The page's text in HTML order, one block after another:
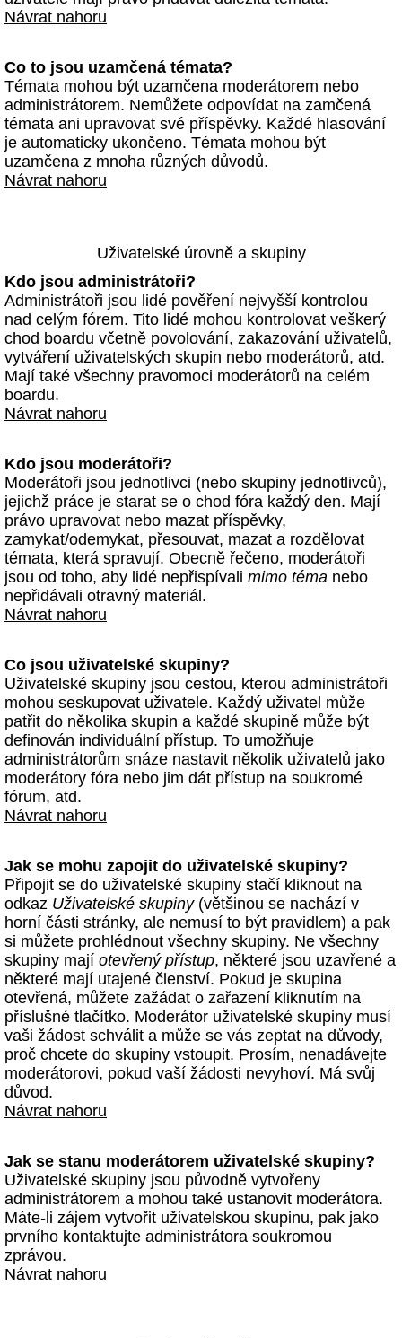
Návrat nahoru
Co to jsou uzamčená témata?
Témata mohou být uzamčena moderátorem nebo
administrátorem. Nemůžete odpovídat na zamčená
témata ani upravovat své příspěvky. Každé hlasování
je automaticky ukončeno. Témata mohou být
uzamčena z mnoha různých důvodů.
Návrat nahoru
Uživatelské úrovně a skupiny
Kdo jsou administrátoři?
Administrátoři jsou lidé pověření nejvyšší kontrolou
nad celým fórem. Tito lidé mohou kontrolovat veškerý
chod boardu včetně povolování, zakazování uživatelů,
vytváření uživatelských skupin nebo moderátorů, atd.
Mají také všechny pravomoci moderátorů na celém
boardu.
Návrat nahoru
Kdo jsou moderátoři?
Moderátoři jsou jednotlivci (nebo skupiny jednotlivců),
jejichž práce je starat se o chod fóra každý den. Mají
právo upravovat nebo mazat příspěvky,
zamykat/odemykat, přesouvat, mazat a rozdělovat
témata, která spravují. Obecně řečeno, moderátoři
jsou od toho, aby lidé nepřispívali mimo téma nebo
nepřidávali otravný materiál.
Návrat nahoru
Co jsou uživatelské skupiny?
Uživatelské skupiny jsou cestou, kterou administrátoři
mohou seskupovat uživatele. Každý uživatel může
patřit do několika skupin a každé skupině může být
definován individuální přístup. To umožňuje
administrátorům snáze nastavit několik uživatelů jako
moderátory fóra nebo jim dát přístup na soukromé
fórum, atd.
Návrat nahoru
Jak se mohu zapojit do uživatelské skupiny?
Připojit se do uživatelské skupiny stačí kliknout na
odkaz Uživatelské skupiny(většinou se nachází v
horní části stránky, ale nemusí to být pravidlem) a pak
si můžete prohlédnout všechny skupiny. Ne všechny
skupiny mají otevřený přístup, některé jsou uzavřené a
některé mají utajené členství. Pokud je skupina
otevřená, můžete zažádat o zařazení kliknutím na
příslušné tlačítko. Moderátor uživatelské skupiny musí
vaši žádost schválit a může se vás zeptat na důvody,
proč chcete do skupiny vstoupit. Prosím, nenadávejte
moderátorovi, pokud vaší žádosti nevyhoví. Má svůj
důvod.
Návrat nahoru
Jak se stanu moderátorem uživatelské skupiny?
Uživatelské skupiny jsou původně vytvořeny
administrátorem a mohou také ustanovit moderátora.
Máte-li zájem vytvořit uživatelskou skupinu, pak jako
prvního kontaktujte administrátora soukromou
zprávou.
Návrat nahoru